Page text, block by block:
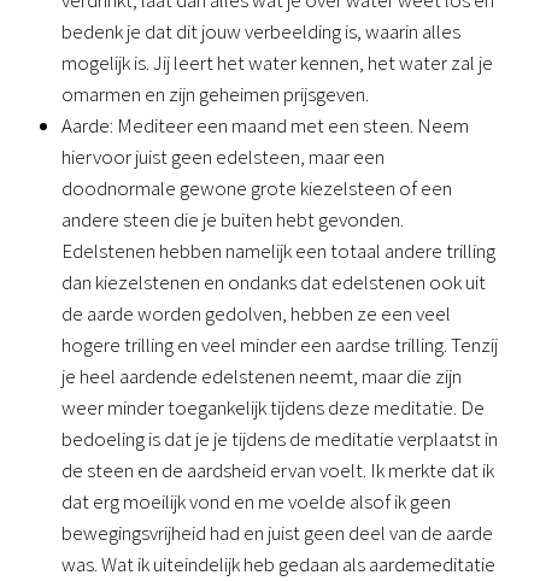
bedenk je dat dit jouw verbeelding is, waarin alles
mogelijk is. Jij leert het water kennen, het water zal je
omarmen en zijn geheimen prijsgeven.
Aarde: Mediteer een maand met een steen. Neem
hiervoor juist geen edelsteen, maar een
doodnormale gewone grote kiezelsteen of een
andere steen die je buiten hebt gevonden.
Edelstenen hebben namelijk een totaal andere trilling
dan kiezelstenen en ondanks dat edelstenen ook uit
de aarde worden gedolven, hebben ze een veel
hogere trilling en veel minder een aardse trilling. Tenzij
je heel aardende edelstenen neemt, maar die zijn
weer minder toegankelijk tijdens deze meditatie. De
bedoeling is dat je je tijdens de meditatie verplaatst in
de steen en de aardsheid ervan voelt. Ik merkte dat ik
dat erg moeilijk vond en me voelde alsof ik geen
bewegingsvrijheid had en juist geen deel van de aarde
was. Wat ik uiteindelijk heb gedaan als aardemeditatie